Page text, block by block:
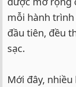
mỗi hành
đầu tiên, đều
sạc.
Mới đây,